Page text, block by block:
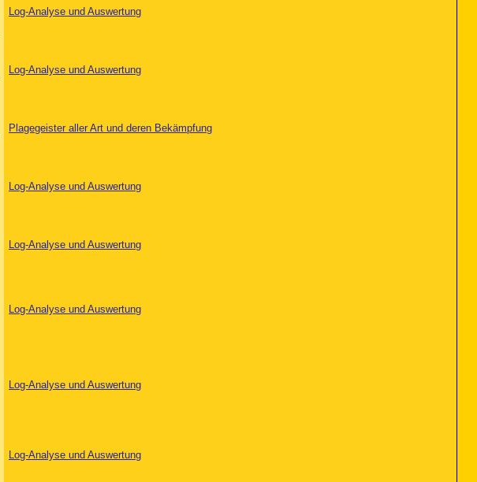
Log-Analyse und Auswertung
Log-Analyse und Auswertung
Plagegeister aller Art und deren Bekämpfung
Log-Analyse und Auswertung
Log-Analyse und Auswertung
Log-Analyse und Auswertung
Log-Analyse und Auswertung
Log-Analyse und Auswertung